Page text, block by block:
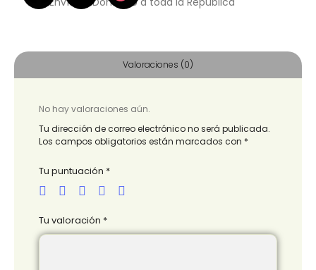
Valoraciones (0)
No hay valoraciones aún.
Tu dirección de correo electrónico no será publicada.
Los campos obligatorios están marcados con *
Tu puntuación *
Tu valoración *